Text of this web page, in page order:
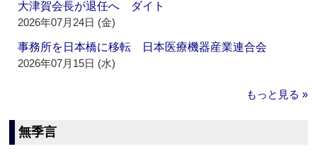
大津賀会長が退任へ ダイト
2026年07月24日 (金)
事務所を日本橋に移転 日本医療機器産業連合会
2026年07月15日 (水)
もっと見る »
無季言